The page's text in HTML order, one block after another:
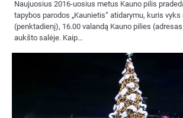
Naujuosius 2016-uosius metus Kauno pilis
tapybos parodos „Kaunietis“ atidarymu, kuris
(penktadienį), 16.00 valandą Kauno pilies
aukšto salėje. Kaip…